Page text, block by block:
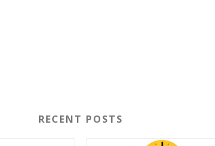
RECENT POSTS